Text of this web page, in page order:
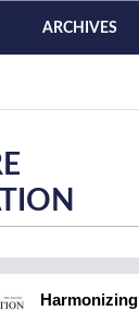
ARCHIVES
Harmonizing